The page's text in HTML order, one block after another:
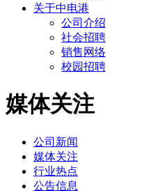
关于中电港
公司介绍
社会招聘
销售网络
校园招聘
媒体关注
公司新闻
媒体关注
行业热点
公告信息